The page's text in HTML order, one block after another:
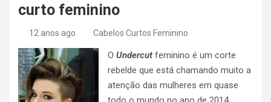
curto feminino
12 anos ago Cabelos Curtos Feminino
O Undercut feminino é um corte
rebelde que está chamando muito a
atenção das mulheres em quase